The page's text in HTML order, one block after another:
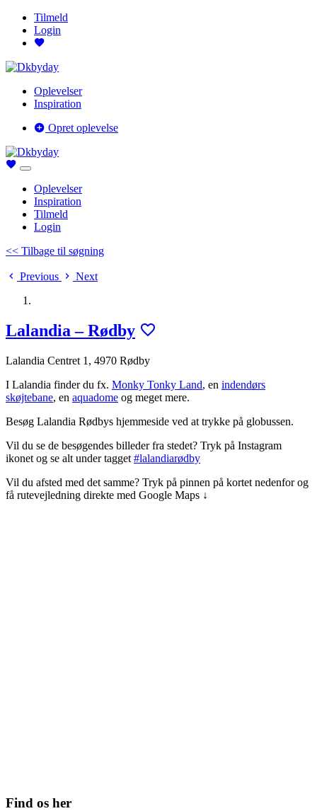
Tilmeld
Login
Oplevelser
Inspiration
Opret oplevelse
Oplevelser
Inspiration
Tilmeld
Login
<< Tilbage til søgning
Previous Next
Lalandia – Rødby
Lalandia Centret 1, 4970 Rødby
I Lalandia finder du fx. Monky Tonky Land, en indendørs
skøjtebane, en aquadome og meget mere.
Besøg Lalandia Rødbys hjemmeside ved at trykke på globussen.
Vil du se de besøgendes billeder fra stedet? Tryk på Instagram
ikonet og se alt under tagget #lalandiarødby
Vil du afsted med det samme? Tryk på pinnen på kortet nedenfor og
få rutevejledning direkte med Google Maps ↓
Find os her